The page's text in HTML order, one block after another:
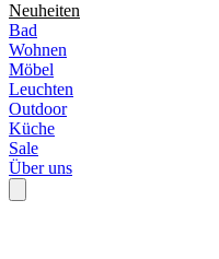
Neuheiten
Bad
Wohnen
Möbel
Leuchten
Outdoor
Küche
Sale
Über uns